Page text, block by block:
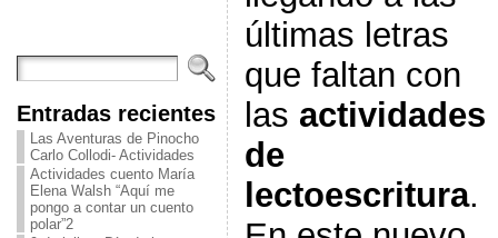
Entradas recientes
Las Aventuras de Pinocho
Carlo Collodi- Actividades
Actividades cuento María
Elena Walsh “Aquí me
pongo a contar un cuento
polar”2
últimas letras
que faltan con
las actividades
de
lectoescritura.